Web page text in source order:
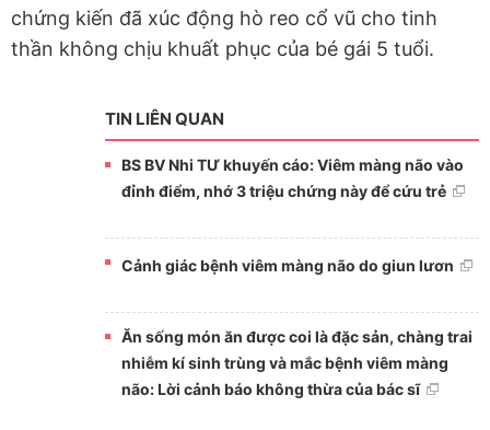
chứng kiến đã xúc động hò reo cổ vũ cho tinh
thần không chịu khuất phục của bé gái 5 tuổi.
TIN LIÊN QUAN
BS BV Nhi TƯ khuyến cáo: Viêm màng não vào
đỉnh điểm, nhớ 3 triệu chứng này để cứu trẻ
Cảnh giác bệnh viêm màng não do giun lươn
Ăn sống món ăn được coi là đặc sản, chàng trai
nhiễm kí sinh trùng và mắc bệnh viêm màng
não: Lời cảnh báo không thừa của bác sĩ